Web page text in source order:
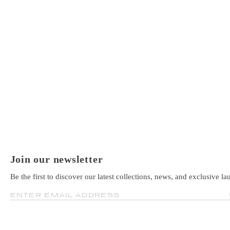
Join our newsletter
Be the first to discover our latest collections, news, and exclusive
ENTER EMAIL ADDRESS